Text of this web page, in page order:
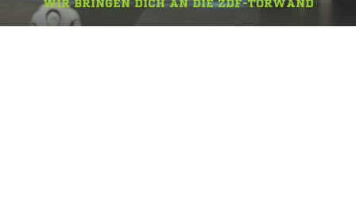
WIR BRINGEN DICH AN DIE ZDF-TORWAND